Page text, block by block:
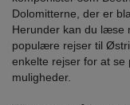
Dolomitterne, der er
Herunder kan du læse
populære rejser til
enkelte rejser for at se
muligheder.